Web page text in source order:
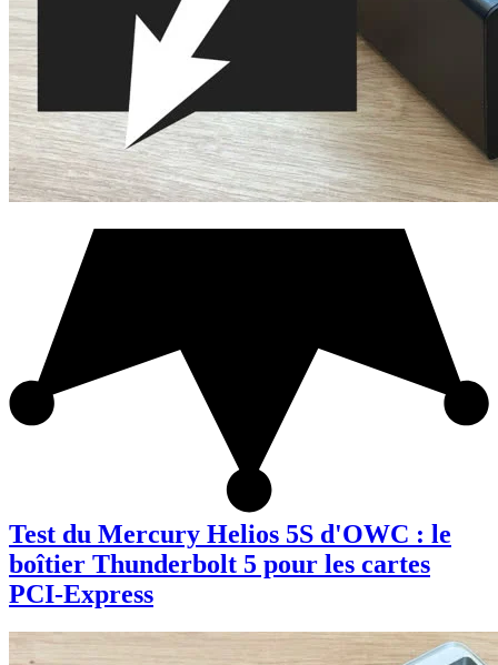
Test du Mercury Helios 5S d'OWC : le
boîtier Thunderbolt 5 pour les cartes
PCI-Express